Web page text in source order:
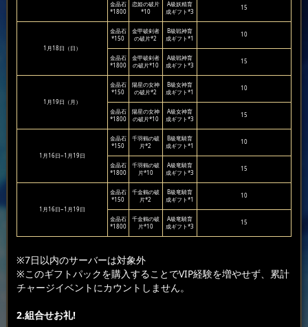
金晶石
*1800
恋姫の破片
*10
A級妖精育
成ギフト*3
15
1月18日（日）
金晶石
*150
金甲破剣者
の破片*2
B級戦神育
成ギフト*1
10
金晶石
*1800
金甲破剣者
の破片*10
A級戦神育
成ギフト*3
15
1月19日（月）
金晶石
*150
陽星の女神
の破片*2
B級女神育
成ギフト*1
10
金晶石
*1800
陽星の女神
の破片*10
A級女神育
成ギフト*3
15
1月16日~1月19日
金晶石
*150
千羽鶴の破
片*2
B級竜騎育
成ギフト*1
10
金晶石
*1800
千羽鶴の破
片*10
A級竜騎育
成ギフト*3
15
1月16日~1月19日
金晶石
*150
千金鶴の破
片*2
B級竜騎育
成ギフト*1
10
金晶石
*1800
千金鶴の破
片*10
A級竜騎育
成ギフト*3
15
※7日以内のサーバーは対象外
※このギフトパックを購入することでVIP経験を増やせず、累計
チャージイベントにカウントしません。
2.組合せお礼!